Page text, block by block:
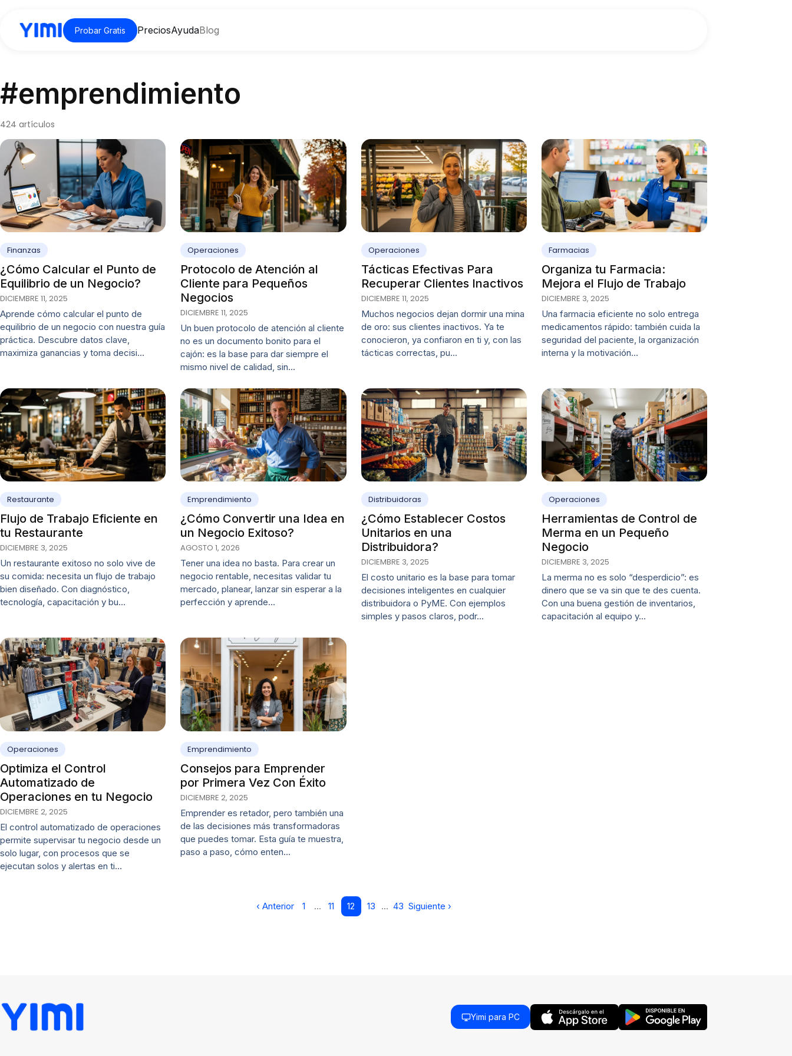
Probar Gratis PreciosAyudaBlog
#emprendimiento
424 artículos
Finanzas
¿Cómo Calcular el Punto de
Equilibrio de un Negocio?
DICIEMBRE 11, 2025
Aprende cómo calcular el punto de
equilibrio de un negocio con nuestra guía
práctica. Descubre datos clave,
maximiza ganancias y toma decisi…
Operaciones
Protocolo de Atención al
Cliente para Pequeños
Negocios
DICIEMBRE 11, 2025
Un buen protocolo de atención al cliente
no es un documento bonito para el
cajón: es la base para dar siempre el
mismo nivel de calidad, sin…
Operaciones
Tácticas Efectivas Para
Recuperar Clientes Inactivos
DICIEMBRE 11, 2025
Muchos negocios dejan dormir una mina
de oro: sus clientes inactivos. Ya te
conocieron, ya confiaron en ti y, con las
tácticas correctas, pu…
Farmacias
Organiza tu Farmacia:
Mejora el Flujo de Trabajo
DICIEMBRE 3, 2025
Una farmacia eficiente no solo entrega
medicamentos rápido: también cuida la
seguridad del paciente, la organización
interna y la motivación…
Restaurante
Flujo de Trabajo Eficiente en
tu Restaurante
DICIEMBRE 3, 2025
Un restaurante exitoso no solo vive de
su comida: necesita un flujo de trabajo
bien diseñado. Con diagnóstico,
tecnología, capacitación y bu…
Emprendimiento
¿Cómo Convertir una Idea en
un Negocio Exitoso?
AGOSTO 1, 2026
Tener una idea no basta. Para crear un
negocio rentable, necesitas validar tu
mercado, planear, lanzar sin esperar a la
perfección y aprende…
Distribuidoras
¿Cómo Establecer Costos
Unitarios en una
Distribuidora?
DICIEMBRE 3, 2025
El costo unitario es la base para tomar
decisiones inteligentes en cualquier
distribuidora o PyME. Con ejemplos
simples y pasos claros, podr…
Operaciones
Herramientas de Control de
Merma en un Pequeño
Negocio
DICIEMBRE 3, 2025
La merma no es solo “desperdicio”: es
dinero que se va sin que te des cuenta.
Con una buena gestión de inventarios,
capacitación al equipo y…
Operaciones
Optimiza el Control
Automatizado de
Operaciones en tu Negocio
DICIEMBRE 2, 2025
El control automatizado de operaciones
permite supervisar tu negocio desde un
solo lugar, con procesos que se
ejecutan solos y alertas en ti…
Emprendimiento
Consejos para Emprender
por Primera Vez Con Éxito
DICIEMBRE 2, 2025
Emprender es retador, pero también una
de las decisiones más transformadoras
que puedes tomar. Esta guía te muestra,
paso a paso, cómo enten…
‹ Anterior 1 … 11 12 13 … 43 Siguiente ›
Yimi para PC